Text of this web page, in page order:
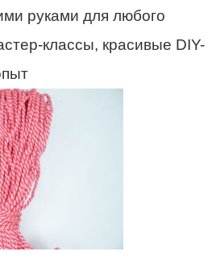
руками для любого
классы, красивые DIY-